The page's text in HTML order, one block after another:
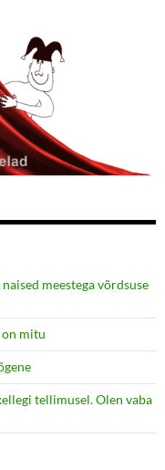
meestega võrdsuse
mitu
tellimusel. Olen vaba